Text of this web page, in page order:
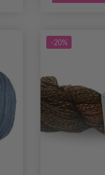
-20%